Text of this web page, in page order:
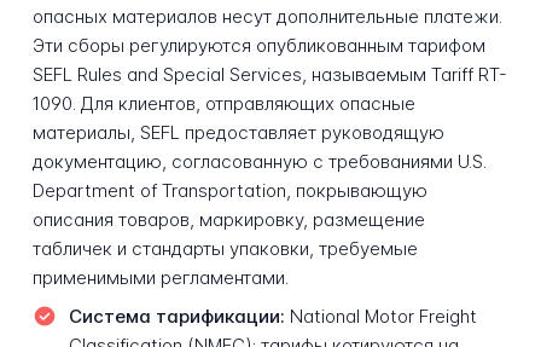
опасных материалов несут дополнительные платежи.
Эти сборы регулируются опубликованным тарифом
SEFL Rules and Special Services, называемым Tariff RT-
1090. Для клиентов, отправляющих опасные
материалы, SEFL предоставляет руководящую
документацию, согласованную с требованиями U.S.
Department of Transportation, покрывающую
описания товаров, маркировку, размещение
табличек и стандарты упаковки, требуемые
применимыми регламентами.
Система тарификации: National Motor Freight